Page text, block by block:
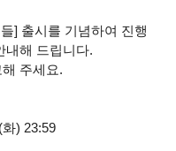
] 출시를 기념하여 진행
내해 드립니다.
주세요.
) 23:59